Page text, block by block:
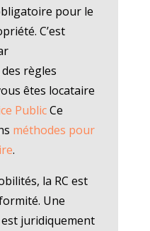
pour le
C’est
règles
êtes locataire
PublicCe
méthodes pour
.
la RC est
Une
juridiquement